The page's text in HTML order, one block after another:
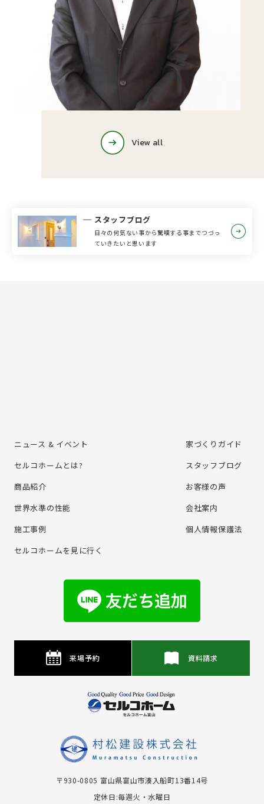
View all
スタッフブログ
日々の何気ない事から驚嘆する事までつづっ
ていきたいと思います
ニュース & イベント
セルコホームとは?
商品紹介
世界水準の性能
施⼯事例
セルコホームを⾒に⾏く
家づくりガイド
スタッフブログ
お客様の声
会社案内
個⼈情報保護法
来場予約 資料請求
〒930-0805 富⼭県富⼭市湊⼊船町13番14号
定休日:毎週火・水曜日